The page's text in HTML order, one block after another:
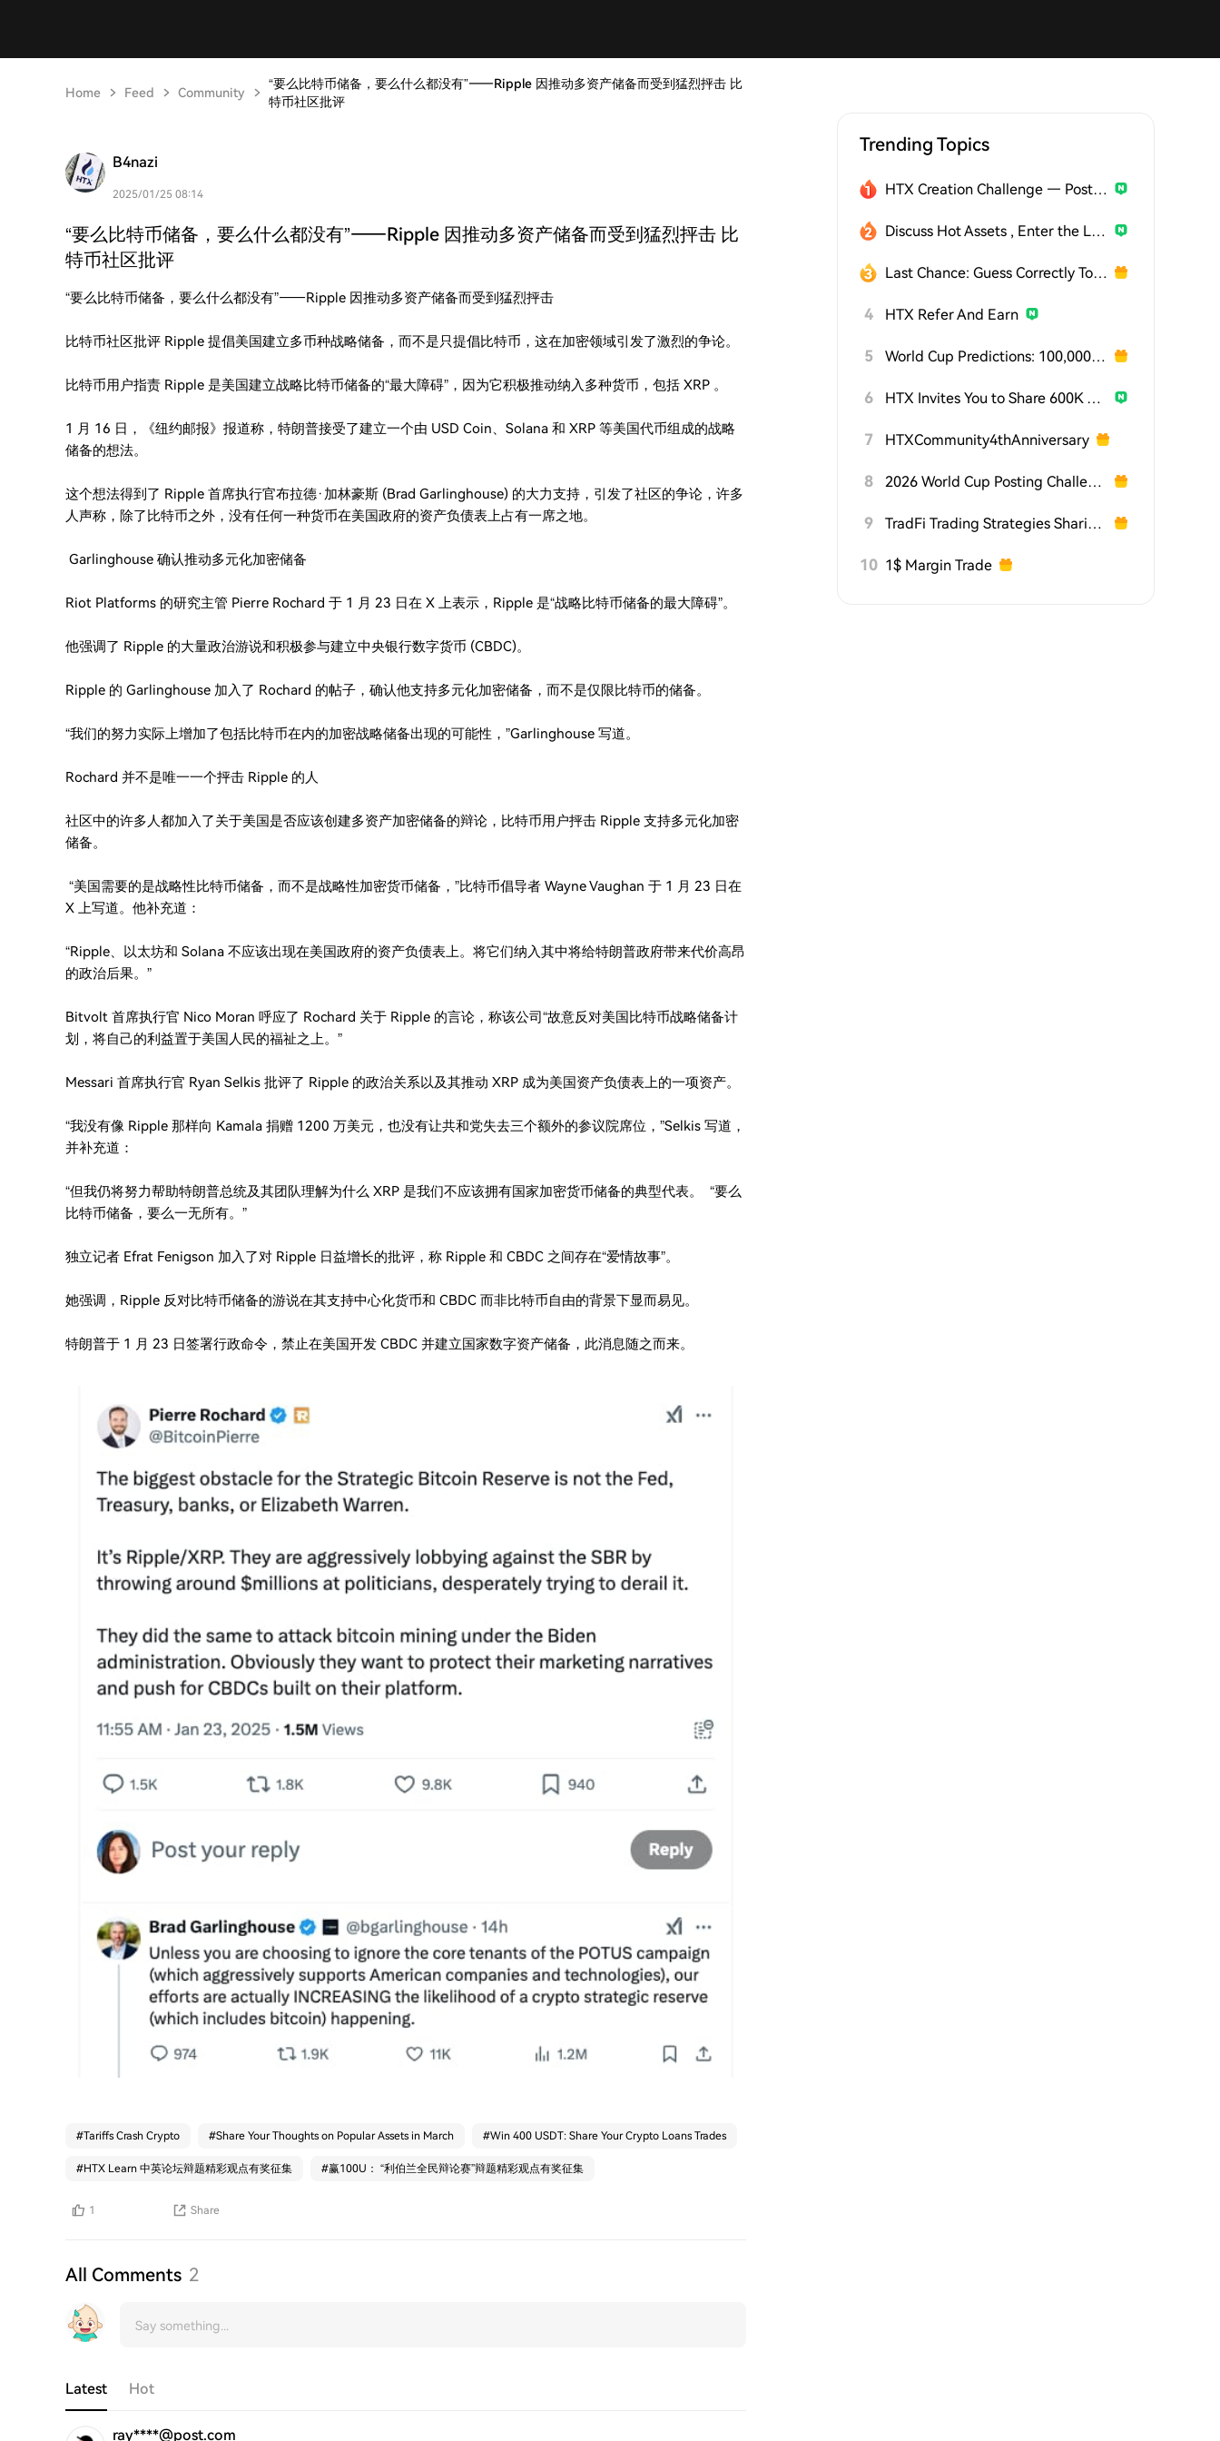
Home Feed Community
“要么比特币储备，要么什么都没有”——Ripple 因推动多资产储备而受到猛烈抨击 比
特币社区批评
B4nazi
2025/01/25 08:14
“要么比特币储备，要么什么都没有”——Ripple 因推动多资产储备而受到猛烈抨击 比
特币社区批评
“要么比特币储备，要么什么都没有”——Ripple 因推动多资产储备而受到猛烈抨击
比特币社区批评 Ripple 提倡美国建立多币种战略储备，而不是只提倡比特币，这在加密领域引发了激烈的争论。
比特币用户指责 Ripple 是美国建立战略比特币储备的“最大障碍”，因为它积极推动纳入多种货币，包括 XRP 。
1 月 16 日，《纽约邮报》报道称，特朗普接受了建立一个由 USD Coin、Solana 和 XRP 等美国代币组成的战略
储备的想法。
这个想法得到了 Ripple 首席执行官布拉德·加林豪斯 (Brad Garlinghouse) 的大力支持，引发了社区的争论，许多
人声称，除了比特币之外，没有任何一种货币在美国政府的资产负债表上占有一席之地。
Garlinghouse 确认推动多元化加密储备
Riot Platforms 的研究主管 Pierre Rochard 于 1 月 23 日在 X 上表示，Ripple 是“战略比特币储备的最大障碍”。
他强调了 Ripple 的大量政治游说和积极参与建立中央银行数字货币 (CBDC)。
Ripple 的 Garlinghouse 加入了 Rochard 的帖子，确认他支持多元化加密储备，而不是仅限比特币的储备。
“我们的努力实际上增加了包括比特币在内的加密战略储备出现的可能性，”Garlinghouse 写道。
Rochard 并不是唯一一个抨击 Ripple 的人
社区中的许多人都加入了关于美国是否应该创建多资产加密储备的辩论，比特币用户抨击 Ripple 支持多元化加密
储备。
“美国需要的是战略性比特币储备，而不是战略性加密货币储备，”比特币倡导者 Wayne Vaughan 于 1 月 23 日在
X 上写道。他补充道：
“Ripple、以太坊和 Solana 不应该出现在美国政府的资产负债表上。将它们纳入其中将给特朗普政府带来代价高昂
的政治后果。”
Bitvolt 首席执行官 Nico Moran 呼应了 Rochard 关于 Ripple 的言论，称该公司“故意反对美国比特币战略储备计
划，将自己的利益置于美国人民的福祉之上。”
Messari 首席执行官 Ryan Selkis 批评了 Ripple 的政治关系以及其推动 XRP 成为美国资产负债表上的一项资产。
“我没有像 Ripple 那样向 Kamala 捐赠 1200 万美元，也没有让共和党失去三个额外的参议院席位，”Selkis 写道，
并补充道：
“但我仍将努力帮助特朗普总统及其团队理解为什么 XRP 是我们不应该拥有国家加密货币储备的典型代表。 “要么
比特币储备，要么一无所有。”
独立记者 Efrat Fenigson 加入了对 Ripple 日益增长的批评，称 Ripple 和 CBDC 之间存在“爱情故事”。
她强调，Ripple 反对比特币储备的游说在其支持中心化货币和 CBDC 而非比特币自由的背景下显而易见。
特朗普于 1 月 23 日签署行政命令，禁止在美国开发 CBDC 并建立国家数字资产储备，此消息随之而来。
#Tariffs Crash Crypto #Share Your Thoughts on Popular Assets in March #Win 400 USDT: Share Your Crypto Loans Trades
#HTX Learn 中英论坛辩题精彩观点有奖征集 #赢100U： “利伯兰全民辩论赛”辩题精彩观点有奖征集
1 Share
All Comments 2
Latest Hot
ray****@post.com
Trending Topics
HTX Creation Challenge — Post and Win 1,500U
Discuss Hot Assets , Enter the Lucky Draw
Last Chance: Guess Correctly Today and Win More
4 HTX Refer And Earn
5 World Cup Predictions: 100,000 USDT Daily
6 HTX Invites You to Share 600K USDT in Gift Packs
7 HTXCommunity4thAnniversary
8 2026 World Cup Posting Challenge on HTX Square
9 TradFi Trading Strategies Sharing Challenge
10 1$ Margin Trade